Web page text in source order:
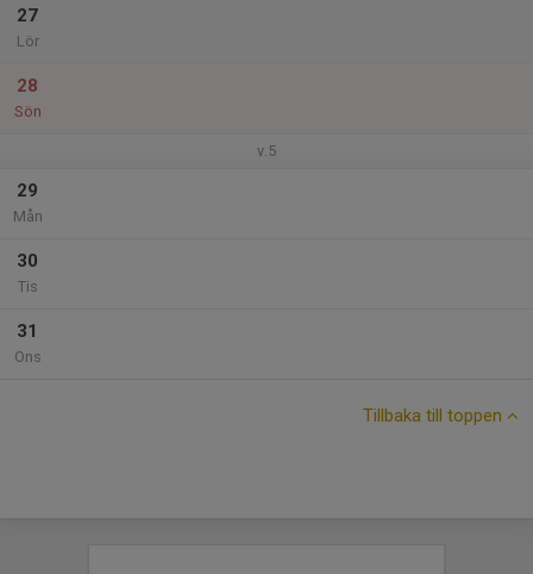
27
Lör
28
Sön
v.5
29
Mån
30
Tis
31
Ons
Tillbaka till toppen